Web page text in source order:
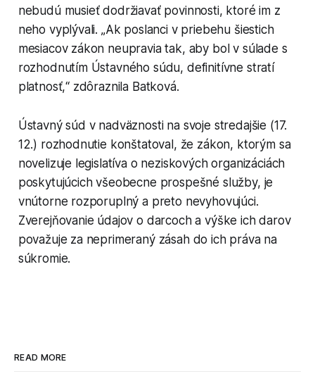
nebudú musieť dodržiavať povinnosti, ktoré im z
neho vyplývali. „Ak poslanci v priebehu šiestich
mesiacov zákon neupravia tak, aby bol v súlade s
rozhodnutím Ústavného súdu, definitívne stratí
platnosť,“ zdôraznila Batková.
Ústavný súd v nadväznosti na svoje stredajšie (17.
12.) rozhodnutie konštatoval, že zákon, ktorým sa
novelizuje legislatíva o neziskových organizáciách
poskytujúcich všeobecne prospešné služby, je
vnútorne rozporuplný a preto nevyhovujúci.
Zverejňovanie údajov o darcoch a výške ich darov
považuje za neprimeraný zásah do ich práva na
súkromie.
READ MORE